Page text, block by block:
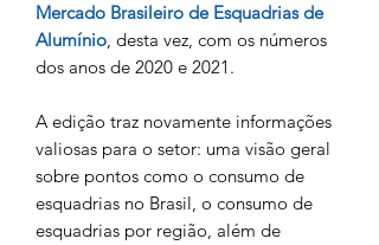
Mercado Brasileiro de Esquadrias de
Alumínio, desta vez, com os números
dos anos de 2020 e 2021.
A edição traz novamente informações
valiosas para o setor: uma visão geral
sobre pontos como o consumo de
esquadrias no Brasil, o consumo de
esquadrias por região, além de